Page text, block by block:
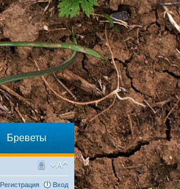
Бреветы
Регистрация Вход